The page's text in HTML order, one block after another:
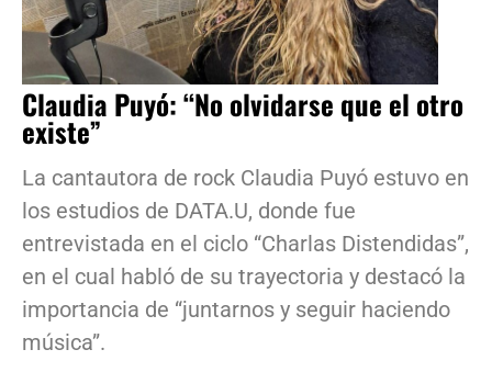
Claudia Puyó: “No olvidarse que el otro
existe”
La cantautora de rock Claudia Puyó estuvo en
los estudios de DATA.U, donde fue
entrevistada en el ciclo “Charlas Distendidas”,
en el cual habló de su trayectoria y destacó la
importancia de “juntarnos y seguir haciendo
música”.